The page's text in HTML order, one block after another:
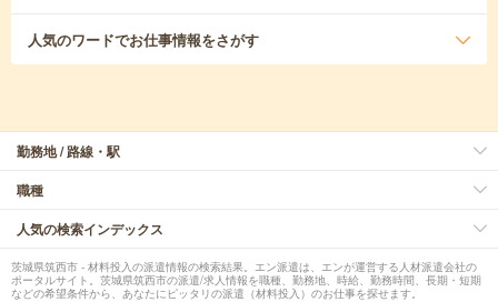
人気のワードでお仕事情報をさがす
勤務地 / 路線・駅
職種
人気の検索インデックス
茨城県筑西市 - 材料投入の派遣情報の検索結果。エン派遣は、エンが運営する人材派遣会社の
ポータルサイト。茨城県筑西市の派遣/求人情報を職種、勤務地、時給、勤務時間、長期・短期
などの希望条件から、あなたにピッタリの派遣（材料投入）のお仕事を探せます。